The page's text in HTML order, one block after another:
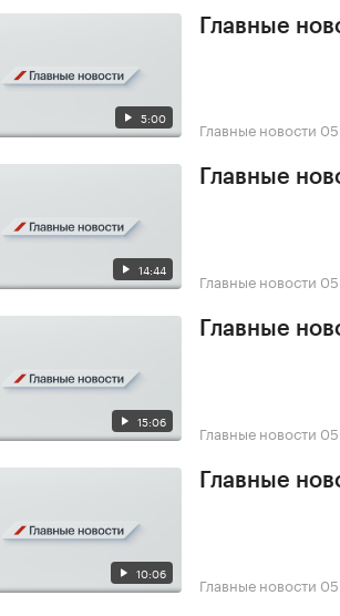
5:00
Главные
Главные новости
14:44
Главные
Главные новости
15:06
Главные
Главные новости
10:06
Главные
Главные новости